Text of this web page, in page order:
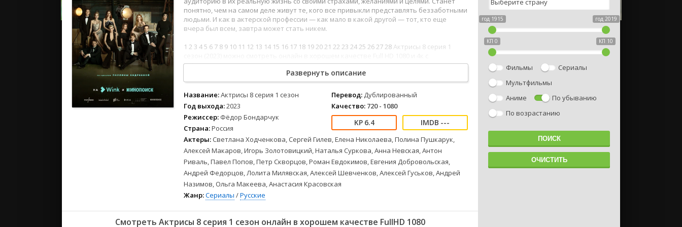
2022
2021
Зарубежные
Детские
Драмы
Спорт
2022
Зарубежные
Фильмы из соцетей
понятно, чем на самом деле живут те, кого все привыкли представлять беззаботными
людьми. И как в актерской профессии — как мало в какой другой — тот, кто еще
вчера был всем, завтра может стать никем.
1 2 3 4 5 6 7 8 9 10 11 12 13 14 15 16 17 18 192021 22 23 2425 262728 Актрисы 8 серия 1
дублированным переводом и отличным звуком.
Развернуть описание
Название:Актрисы 8 серия 1 сезон
Год выхода:2023
Режиссер: Фёдор Бондарчук
Страна:Россия
Перевод: Дублированный
Качество: 720 - 1080
6.4 ---
Актеры: Светлана Ходченкова, Сергей Гилев, Елена Николаева, Полина Пушкарук,
Алексей Макаров, Игорь Золотовицкий, Наталья Суркова, Анна Невская, Антон
Риваль, Павел Попов, Петр Скворцов, Роман Евдокимов, Евгения Добровольская,
Андрей Федорцов, Лолита Милявская, Алексей Шевченков, Алексей Гуськов, Андрей
Назимов, Ольга Макеева, Анастасия Красовская
Жанр:Сериалы /Русские
Смотреть Актрисы 8 серия 1 сезон онлайн в хорошем качестве FullHD 1080
год 1915 год 2019
КП 0 КП 10
Фильмы
Сериалы
Мультфильмы
Аниме
По убыванию
По возрастанию